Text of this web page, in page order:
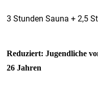
3 Stunden Sauna + 2,5
Reduziert: Jugendliche
26 Jahren